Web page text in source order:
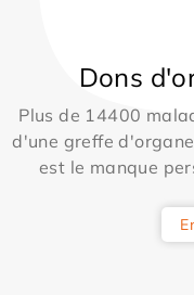
Dons
Plus de 14400
d'une greffe
est le manque